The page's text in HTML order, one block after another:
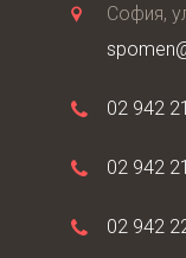
София,
02 942
02 942
02 942